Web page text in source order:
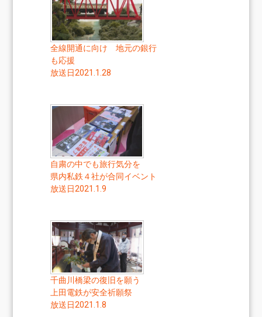
全線開通に向け 地元の銀行
も応援
放送日2021.1.28
自粛の中でも旅行気分を
県内私鉄４社が合同イベント
放送日2021.1.9
千曲川橋梁の復旧を願う
上田電鉄が安全祈願祭
放送日2021.1.8